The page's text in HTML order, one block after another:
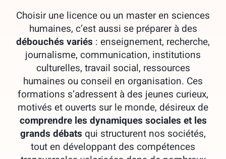
Choisir une licence ou un master en sciences
humaines, c’est aussi se préparer à des
débouchés variés : enseignement, recherche,
journalisme, communication, institutions
culturelles, travail social, ressources
humaines ou conseil en organisation. Ces
formations s’adressent à des jeunes curieux,
motivés et ouverts sur le monde, désireux de
comprendre les dynamiques sociales et les
grands débats qui structurent nos sociétés,
tout en développant des compétences